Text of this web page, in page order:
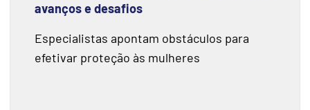
avanços e desafios
Especialistas apontam obstáculos para
efetivar proteção às mulheres